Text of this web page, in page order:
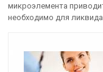
микроэлемента
необходимо для